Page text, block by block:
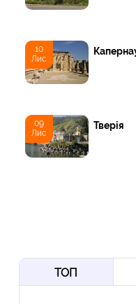
10
Лис
09
Лис
Тверія
ТОП